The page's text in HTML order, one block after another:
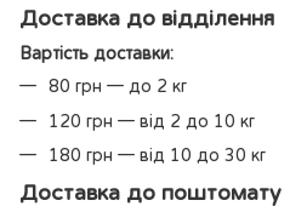
Доставка до відділення
Вартість доставки:
80 грн — до 2 кг
120 грн — від 2 до 10 кг
180 грн — від 10 до 30 кг
Доставка до поштомату